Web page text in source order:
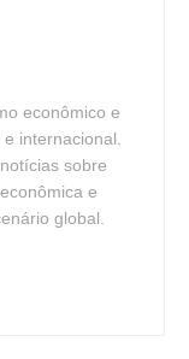
econômico e
internacional.
sobre
e
global.